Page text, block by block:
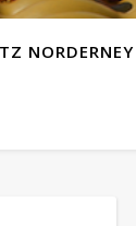
NORDERNEY